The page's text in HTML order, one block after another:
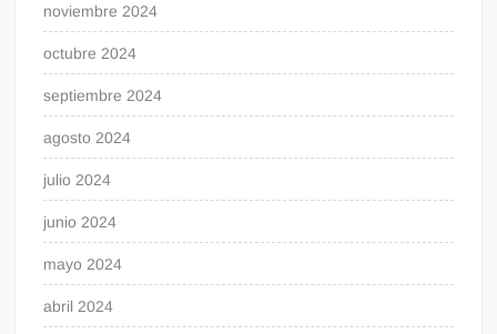
noviembre 2024
octubre 2024
septiembre 2024
agosto 2024
julio 2024
junio 2024
mayo 2024
abril 2024